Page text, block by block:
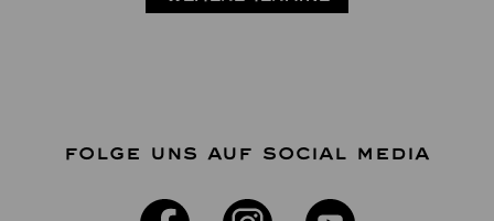
FOLGE UNS AUF SOCIAL MEDIA